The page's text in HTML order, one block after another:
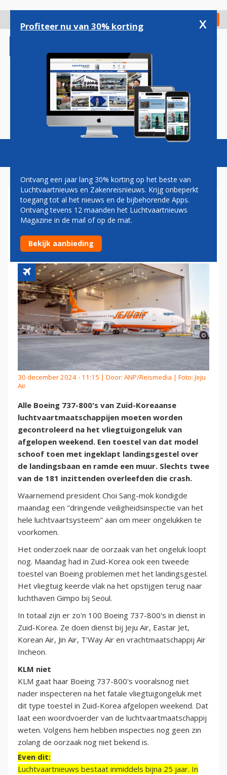
gaan
Check in
Magazine Podcasts Vacatures
ZUID-KOREA EIST INSPECTIE
ALLE BOEING 737-
TOESTELLEN NA VLIEGRAMP
30 december 2024 - 11:15 | Door: ANP/Reismedia | Foto: Jeju
Air
Alle Boeing 737-800's van Zuid-Koreaanse
luchtvaartmaatschappijen moeten worden
gecontroleerd na het vliegtuigongeluk van
afgelopen weekend. Een toestel van dat model
schoof toen met ingeklapt landingsgestel over
de landingsbaan en ramde een muur. Slechts twee
van de 181 inzittenden overleefden die crash.
Waarnemend president Choi Sang-mok kondigde
maandag een "dringende veiligheidsinspectie van het
hele luchtvaartsysteem" aan om meer ongelukken te
voorkomen.
Het onderzoek naar de oorzaak van het ongeluk loopt
nog. Maandag had in Zuid-Korea ook een tweede
toestel van Boeing problemen met het landingsgestel.
Het vliegtuig keerde vlak na het opstijgen terug naar
luchthaven Gimpo bij Seoul.
In totaal zijn er zo'n 100 Boeing 737-800's in dienst in
Zuid-Korea. Ze doen dienst bij Jeju Air, Eastar Jet,
Korean Air, Jin Air, T'Way Air en vrachtmaatschappij Air
Incheon.
KLM niet
KLM gaat haar Boeing 737-800's vooralsnog niet
nader inspecteren na het fatale vliegtuigongeluk met
dit type toestel in Zuid-Korea afgelopen weekend. Dat
laat een woordvoerder van de luchtvaartmaatschappij
weten. Volgens hem hebben inspecties nog geen zin
zolang de oorzaak nog niet bekend is.
Even dit:
Luchtvaartnieuws bestaat inmiddels bijna 25 jaar. In
Profiteer nu van 30% korting x
Ontvang een jaar lang 30% korting op het beste van
Luchtvaartnieuws en Zakenreisnieuws. Krijg onbeperkt
toegang tot al het nieuws en de bijbehorende Apps.
Ontvang tevens 12 maanden het Luchtvaartnieuws
Magazine in de mail of op de mat.
Bekijk aanbieding